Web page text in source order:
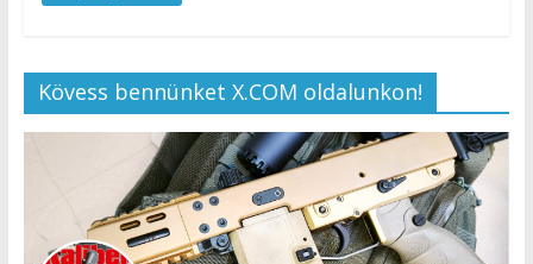
Kövess bennünket X.COM oldalunkon!